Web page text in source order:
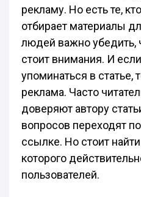
рекламу. Но есть те,
отбирает материалы
людей важно убедить,
стоит внимания. И
упоминаться в статье,
реклама. Часто
доверяют автору
вопросов переходят
ссылке. Но стоит
которого
пользователей.